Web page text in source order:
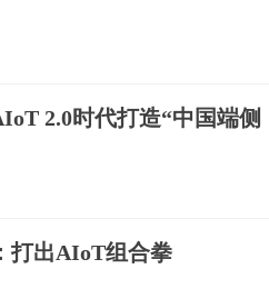
2.0时代打造“中国端侧
打出AIoT组合拳